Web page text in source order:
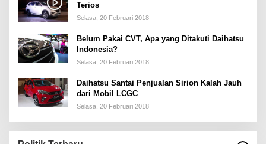
Terios
Selasa, 20 Februari 2018
Belum Pakai CVT, Apa yang Ditakuti Daihatsu
Indonesia?
Selasa, 20 Februari 2018
Daihatsu Santai Penjualan Sirion Kalah Jauh
dari Mobil LCGC
Selasa, 20 Februari 2018